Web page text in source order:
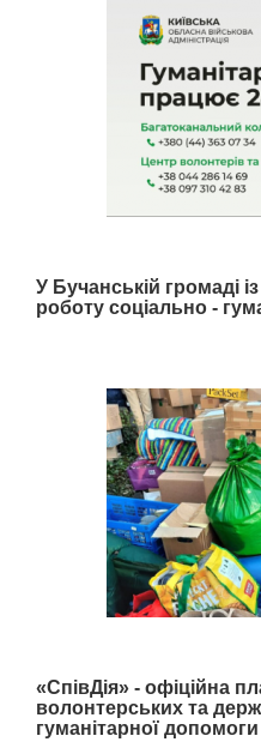
У Бучанській громаді
роботу соціально -
«СпівДія» - офіційна
волонтерських та
гуманітарної